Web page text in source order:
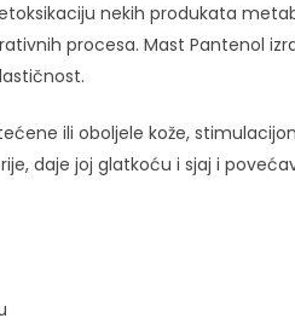
nekih produkata
procesa. Mast Pantenol
ili oboljele kože,
daje joj glatkoću i sjaj i